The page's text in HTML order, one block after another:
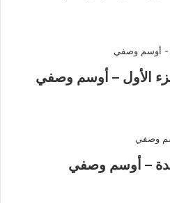
الأول – أوسم وصفي
– أوسم وصفي